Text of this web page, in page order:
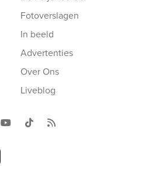
Fotoverslagen
In beeld
Advertenties
Over Ons
Liveblog